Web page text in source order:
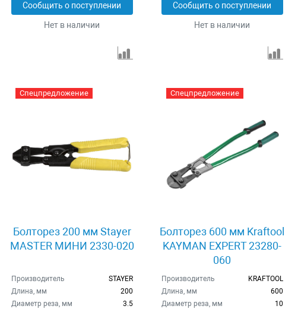
Сообщить о поступлении
Нет в наличии
Сообщить о поступлении
Нет в наличии
Спецпредложение
Болторез 200 мм Stayer
MASTER МИНИ 2330-020
Производитель
STAYER
Длина, мм
200
Диаметр реза, мм
3.5
Спецпредложение
Болторез 600 мм Kraftool
KAYMAN EXPERT 23280-
060
Производитель
KRAFTOOL
Длина, мм
600
Диаметр реза, мм
10